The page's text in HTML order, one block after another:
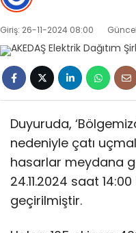
Giriş: 26-11-2024 08:00
Duyuruda,
nedeniyle çatı
hasarlar meydana
24.11.2024 saat
geçirilmiştir.